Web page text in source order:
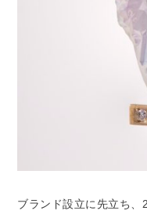
ブランド設立に先立ち